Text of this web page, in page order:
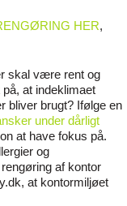
HER,
skal være rent og
at indeklimaet
bliver brugt? Ifølge en
under dårligt
at have fokus på.
og
af kontor
at kontormiljøet